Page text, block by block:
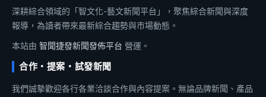
深耕綜合領域的「智文化-藝文新聞平台」，聚焦綜合新聞與深度
報導，為讀者帶來最新綜合趨勢與市場動態。
本站由 智聞捷發新聞發佈平台 營運。
合作・提案・試發新聞
我們誠摯歡迎各行各業洽談合作與內容提案。無論品牌新聞、產品